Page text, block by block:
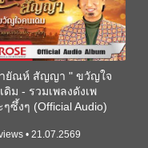
ยัณห์ สัญญา " ขวัญใจ
ดิม - รวมเพลงดังเพ
ๆซึ้งๆ (Official Audio)
• 21.07.2569